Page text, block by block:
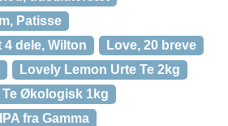
Patisse
dele, Wilton
Love, 20 breve
Lovely Lemon Urte Te 2kg
Økologisk 1kg
fra Gamma